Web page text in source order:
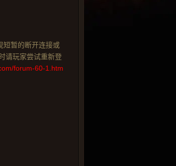
短暂的断开连接或
请玩家尝试重新登
forum-60-1.htm